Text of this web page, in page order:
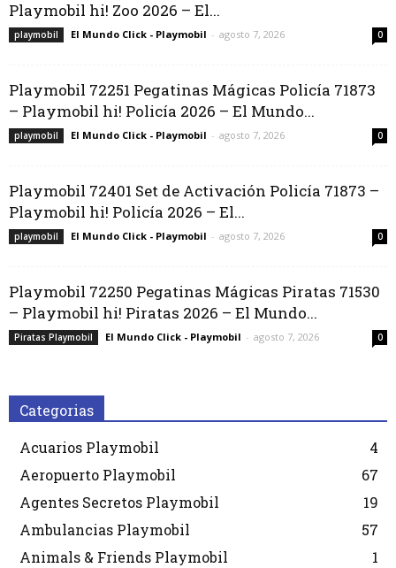
Playmobil hi! Zoo 2026 – El...
playmobil El Mundo Click - Playmobil - agosto 7, 2026 0
Playmobil 72251 Pegatinas Mágicas Policía 71873
– Playmobil hi! Policía 2026 – El Mundo...
playmobil El Mundo Click - Playmobil - agosto 7, 2026 0
Playmobil 72401 Set de Activación Policía 71873 –
Playmobil hi! Policía 2026 – El...
playmobil El Mundo Click - Playmobil - agosto 7, 2026 0
Playmobil 72250 Pegatinas Mágicas Piratas 71530
– Playmobil hi! Piratas 2026 – El Mundo...
Piratas Playmobil El Mundo Click - Playmobil - agosto 7, 2026 0
Categorias
Acuarios Playmobil
4
Aeropuerto Playmobil
67
Agentes Secretos Playmobil
19
Ambulancias Playmobil
57
Animals & Friends Playmobil
1